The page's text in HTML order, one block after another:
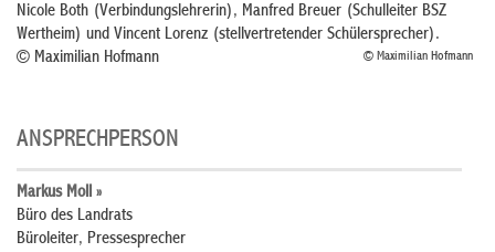
© Maximilian Hofmann
Nicole Both (Verbindungslehrerin), Manfred Breuer (Schulleiter BSZ
Wertheim) und Vincent Lorenz (stellvertretender Schülersprecher).
© Maximilian Hofmann
ANSPRECHPERSON
Markus Moll »
Büro des Landrats
Büroleiter, Pressesprecher